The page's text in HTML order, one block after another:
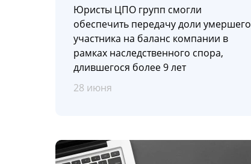
Юристы ЦПО групп смогли
обеспечить передачу доли умершего
участника на баланс компании в
рамках наследственного спора,
длившегося более 9 лет
28 июня